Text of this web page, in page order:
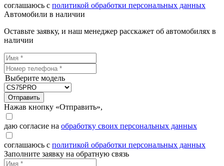
соглашаюсь с политикой обработки персональных данных
Автомобили в наличии
Оставьте заявку, и наш менеджер расскажет об автомобилях в
наличии
Выберите модель
Отправить
Нажав кнопку «Отправить»,
даю согласие на обработку своих персональных данных
соглашаюсь с политикой обработки персональных данных
Заполните заявку на обратную связь